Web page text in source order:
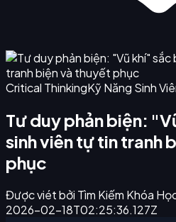
Critical ThinkingKỹ Năng Sinh
Tư duy phản biện:
sinh viên tự tin tranh
phục
Được viét bởi Tìm Kiếm Khóa
2026-02-18T02:25:36.127Z